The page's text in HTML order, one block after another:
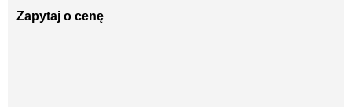
Zapytaj o cenę